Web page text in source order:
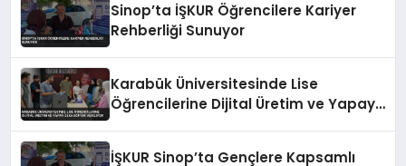
Sinop’ta İŞKUR Öğrencilere Kariyer
Rehberliği Sunuyor
Karabük Üniversitesinde Lise
Öğrencilerine Dijital Üretim ve Yapay
İŞKUR Sinop’ta Gençlere Kapsamlı